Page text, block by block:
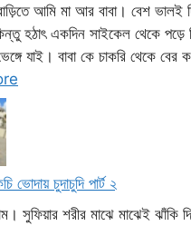
আমি মা আর বাবা। বেশ ভালই
হঠাৎ একদিন সাইকেল থেকে পড়ে
যাই। বাবা কে চাকরি থেকে বের
ভোদায় চুদাচুদি পার্ট ২
সুফিয়ার শরীর মাঝে মাঝেই ঝাঁকি